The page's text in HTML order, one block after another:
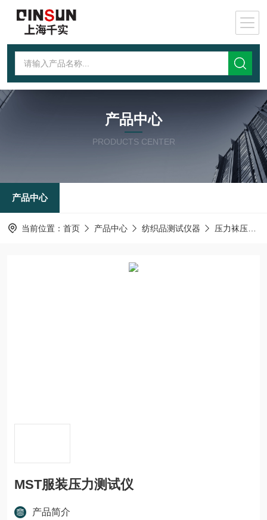
产品中心
PRODUCTS CENTER
产品中心
当前位置： 首页 产品中心 纺织品测试仪器 压力袜压力测试仪
MST服装压力测试仪
产品简介